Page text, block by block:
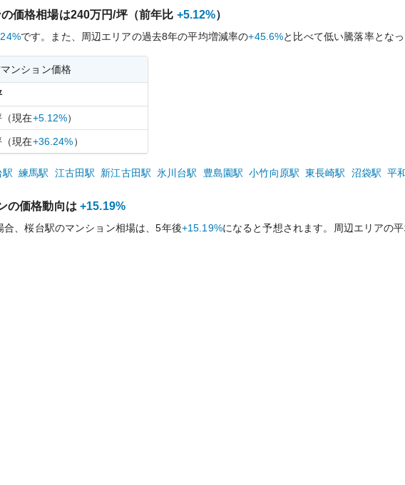
価格相場は240万円/坪（前年比 +5.12%）
です。 また、周辺エリアの過去8年の平均増減率の+45.6%と比べて低い騰落率とな
ンション価格
（現在+5.12%）
（現在+36.24%）
駅 練馬駅 江古田駅 新江古田駅 氷川台駅 豊島園駅 小竹向原駅 東長崎駅 沼袋駅 平
の価格動向は +15.19%
合、桜台駅のマンション相場は、5年後+15.19%になると予想されます。周辺エリアの